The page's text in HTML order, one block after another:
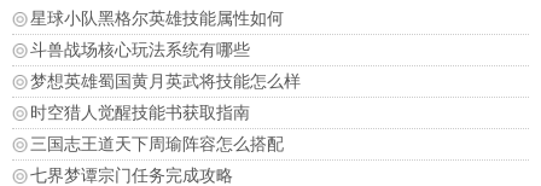
星球小队黑格尔英雄技能属性如何
斗兽战场核心玩法系统有哪些
梦想英雄蜀国黄月英武将技能怎么样
时空猎人觉醒技能书获取指南
三国志王道天下周瑜阵容怎么搭配
七界梦谭宗门任务完成攻略